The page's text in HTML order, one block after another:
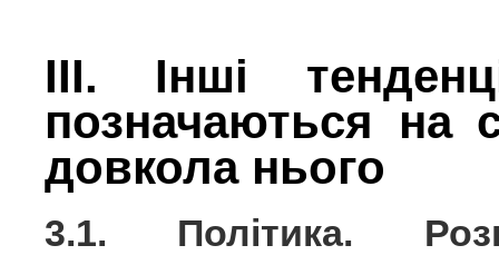
ІІІ. Інші
позначаються на
довкола нього
3.1. Політика.